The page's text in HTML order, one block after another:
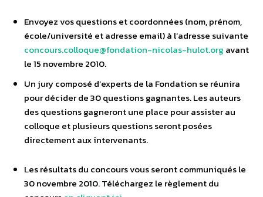
Envoyez vos questions et coordonnées (nom, prénom,
école/université et adresse email) à l’adresse suivante
concours.colloque@fondation-nicolas-hulot.org avant
le 15 novembre 2010.
Un jury composé d’experts de la Fondation se réunira
pour décider de 30 questions gagnantes. Les auteurs
des questions gagneront une place pour assister au
colloque et plusieurs questions seront posées
directement aux intervenants.
Les résultats du concours vous seront communiqués le
30 novembre 2010. Téléchargez le règlement du